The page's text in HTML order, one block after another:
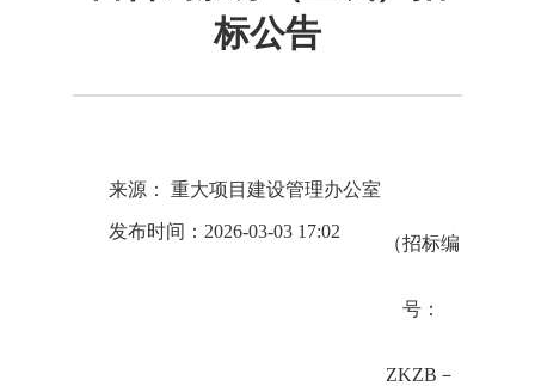
标公告
来源： 重大项目建设管理办公室
发布时间：2026-03-03 17:02
（招标编
号：
ZKZB－